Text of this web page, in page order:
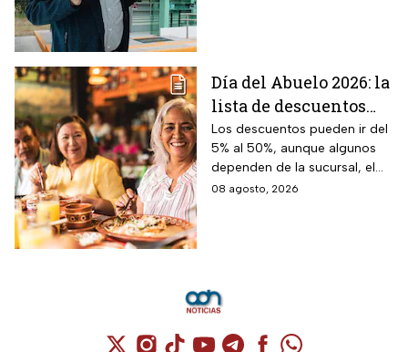
Día del Abuelo 2026: la
lista de descuentos
con tu credencial
INAPAM en
restaurantes,
transporte y tiendas
Los descuentos pueden ir del
5% al 50%, aunque algunos
dependen de la sucursal, el
servicio y los lugares
08 agosto, 2026
Cuenta de X / Twitter (se abre en una
Cuenta de Instagram (se abre en una
Cuenta de TikTok (se abre en
Cuenta de YouTube (se abre
Cuenta de Telegram (se
Cuenta de
Cuenta de